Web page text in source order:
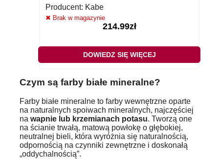
Producent: Kabe
✖ Brak w magazynie
214.99zł
DOWIEDZ SIĘ WIĘCEJ
Czym są farby białe mineralne?
Farby białe mineralne to farby wewnętrzne oparte
na naturalnych spoiwach mineralnych, najczęściej
na wapnie lub krzemianach potasu. Tworzą one
na ścianie trwałą, matową powłokę o głębokiej,
neutralnej bieli, która wyróżnia się naturalnością,
odpornością na czynniki zewnętrzne i doskonałą
„oddychalnością”.